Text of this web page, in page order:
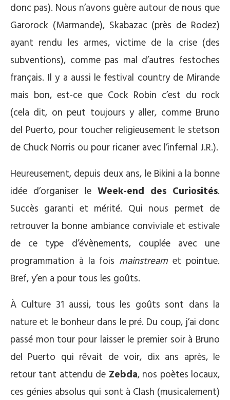
donc pas). Nous n’avons guère autour de nous que
Garorock (Marmande), Skabazac (près de Rodez)
ayant rendu les armes, victime de la crise (des
subventions), comme pas mal d’autres festoches
français. Il y a aussi le festival country de Mirande
mais bon, est-ce que Cock Robin c’est du rock
(cela dit, on peut toujours y aller, comme Bruno
del Puerto, pour toucher religieusement le stetson
de Chuck Norris ou pour ricaner avec l’infernal J.R.).
Heureusement, depuis deux ans, le Bikini a la bonne
idée d’organiser le Week-end des Curiosités.
Succès garanti et mérité. Qui nous permet de
retrouver la bonne ambiance conviviale et estivale
de ce type d’évènements, couplée avec une
programmation à la fois mainstream et pointue.
Bref, y’en a pour tous les goûts.
À Culture 31 aussi, tous les goûts sont dans la
nature et le bonheur dans le pré. Du coup, j’ai donc
passé mon tour pour laisser le premier soir à Bruno
del Puerto qui rêvait de voir, dix ans après, le
retour tant attendu de Zebda, nos poètes locaux,
ces génies absolus qui sont à Clash (musicalement)